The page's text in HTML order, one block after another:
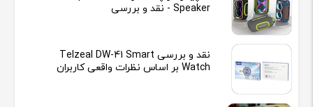
Speaker - نقد و بررسی
نقد و بررسی Telzeal DW-41 Smart
Watch بر اساس نظرات واقعی کاربران